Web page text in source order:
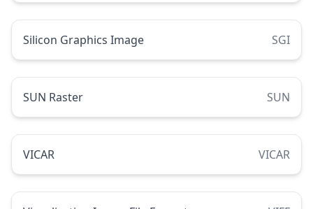
Silicon Graphics Image SGI
SUN Raster SUN
VICAR VICAR